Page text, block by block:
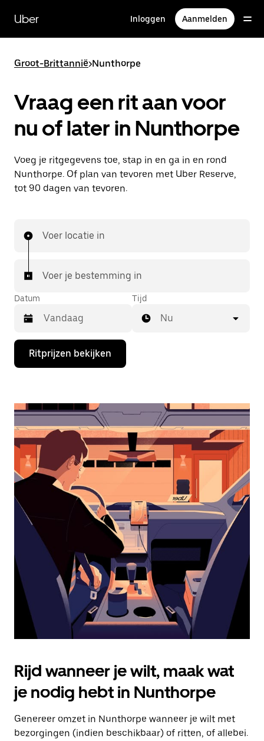
naar
hoofdinhoud
Uber Inloggen Aanmelden
Groot-Brittannië>Nunthorpe
Vraag een rit aan voor
nu of later in Nunthorpe
Voeg je ritgegevens toe, stap in en ga in en rond
Nunthorpe. Of plan van tevoren met Uber Reserve,
tot 90 dagen van tevoren.
Voer locatie in
Voer je bestemming in
Datum
Druk
de
de
te
openen
een
datum
te
selecteren.
Druk
Escape
agenda
te
sluiten.
Tijd
Nu
Ritprijzen bekijken
Rijd wanneer je wilt, maak wat
je nodig hebt in Nunthorpe
Genereer omzet in Nunthorpe wanneer je wilt met
bezorgingen (indien beschikbaar) of ritten, of allebei.